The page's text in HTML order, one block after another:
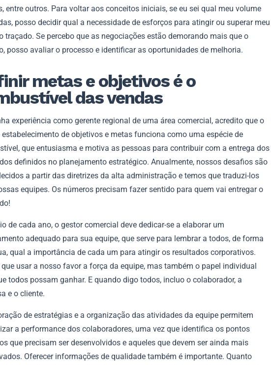
entre outros. Para voltar aos conceitos iniciais, se eu sei qual meu volume
posso decidir qual a necessidade de esforços para atingir ou superar meu
traçado. Se percebo que as negociações estão demorando mais que o
posso avaliar o processo e identificar as oportunidades de melhoria.
metas e objetivos é o
das vendas
experiência como gerente regional de uma área comercial, acredito que o
estabelecimento de objetivos e metas funciona como uma espécie de
que entusiasma e motiva as pessoas para contribuir com a entrega dos
definidos no planejamento estratégico. Anualmente, nossos desafios são
a partir das diretrizes da alta administração e temos que traduzi-los
equipes. Os números precisam fazer sentido para quem vai entregar o
de cada ano, o gestor comercial deve dedicar-se a elaborar um
adequado para sua equipe, que serve para lembrar a todos, de forma
qual a importância de cada um para atingir os resultados corporativos.
usar a nosso favor a força da equipe, mas também o papel individual
todos possam ganhar. E quando digo todos, incluo o colaborador, a
e o cliente.
de estratégias e a organização das atividades da equipe permitem
a performance dos colaboradores, uma vez que identifica os pontos
que precisam ser desenvolvidos e aqueles que devem ser ainda mais
Oferecer informações de qualidade também é importante. Quanto